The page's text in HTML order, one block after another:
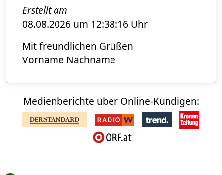
Erstellt am
08.08.2026 um 12:38:16 Uhr
Mit freundlichen Grüßen
Vorname Nachname
Medienberichte über Online-Kündigen: